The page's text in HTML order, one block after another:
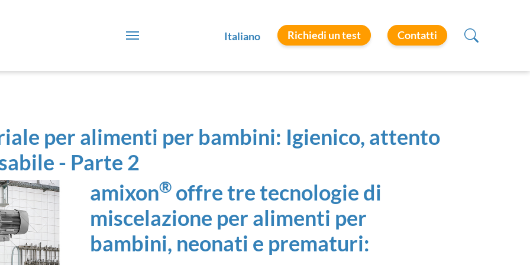
Italiano Richiedi un test Contatti
per alimenti per bambini: Igienico, attento
- Parte 2
amixon® offre tre tecnologie di
miscelazione per alimenti per
bambini, neonati e prematuri: